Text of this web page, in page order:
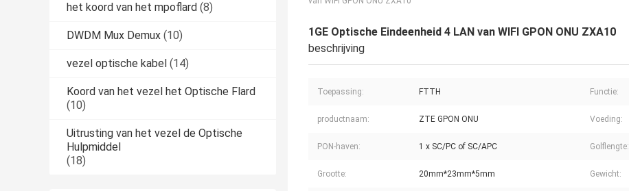
het koord van het mpoflard (8)
DWDM Mux Demux (10)
vezel optische kabel (14)
Koord van het vezel het Optische Flard
(10)
Uitrusting van het vezel de Optische
Hulpmiddel
(18)
1GE Optische Eindeenheid 4 LAN van WIFI GPON ONU ZXA10
beschrijving
Toepassing: FTTH Functie:
productnaam: ZTE GPON ONU Voeding:
PON-haven: 1 x SC/PC of SC/APC Golflengte:
Grootte: 20mm*23mm*5mm Gewicht: